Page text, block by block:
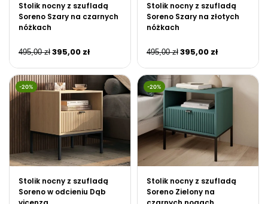
Stolik nocny z szufladą
Soreno Szary na czarnych
nóżkach
495,00zł 395,00 zł
Stolik nocny z szufladą
Soreno Szary na złotych
nóżkach
495,00zł 395,00 zł
-20%
Stolik nocny z szufladą
Soreno w odcieniu Dąb
-20%
Stolik nocny z szufladą
Soreno Zielony na